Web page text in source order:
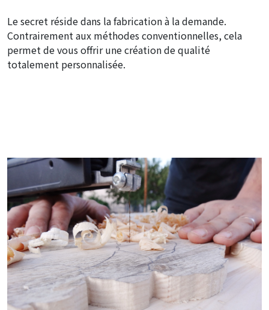
Le secret réside dans la fabrication à la demande.
Contrairement aux méthodes conventionnelles, cela
permet de vous offrir une création de qualité
totalement personnalisée.